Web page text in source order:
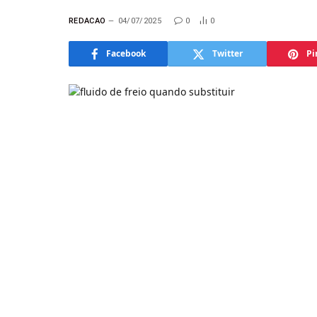
REDACAO 04/07/2025 0 0
Facebook Twitter